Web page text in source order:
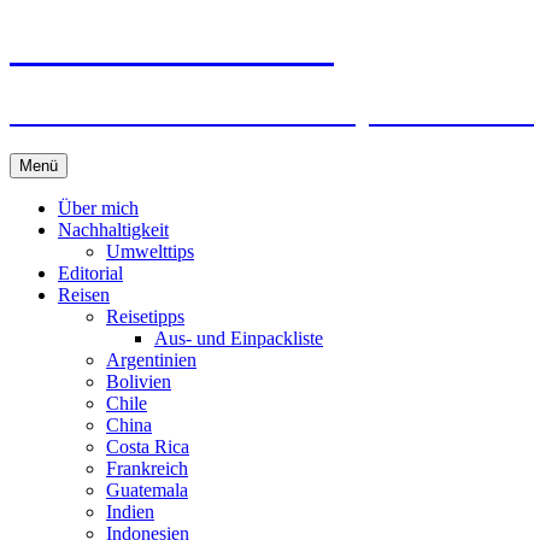
Menü Springe
zum
Inhalt
Über mich
Nachhaltigkeit
Umwelttips
Editorial
Reisen
Reisetipps
Aus- und Einpackliste
Argentinien
Bolivien
Chile
China
Costa Rica
Frankreich
Guatemala
Indien
Indonesien